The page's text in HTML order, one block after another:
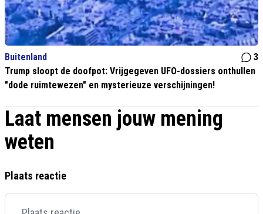
Buitenland
3
Trump sloopt de doofpot: Vrijgegeven UFO-dossiers onthullen
"dode ruimtewezen" en mysterieuze verschijningen!
Laat mensen jouw mening
weten
Plaats reactie